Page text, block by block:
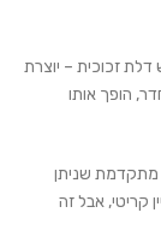
זכוכית – יוצרת
הופך אותו
יש מקררים עם תאורה פשוטה, ויש כאלה עם תאורת LED מתקדמת שניתן
קריטי, אבל זה